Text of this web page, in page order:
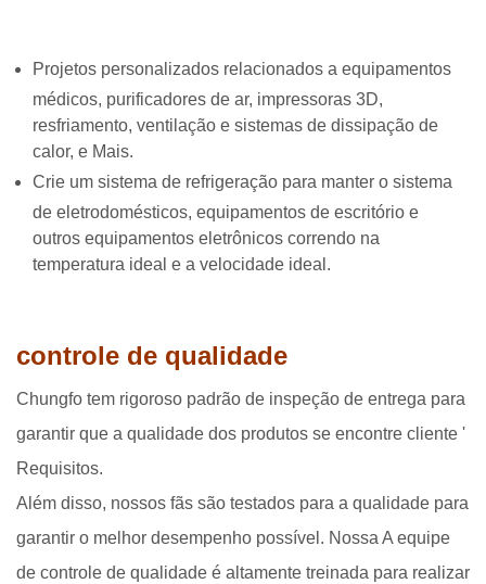
Projetos personalizados relacionados a equipamentos
médicos, purificadores de ar, impressoras 3D,
resfriamento, ventilação e sistemas de dissipação de
calor, e Mais.
Crie um sistema de refrigeração para manter o sistema
de eletrodomésticos, equipamentos de escritório e
outros equipamentos eletrônicos correndo na
temperatura ideal e a velocidade ideal.
controle de qualidade
Chungfo tem rigoroso padrão de inspeção de entrega para
garantir que a qualidade dos produtos se encontre cliente '
Requisitos.
Além disso, nossos fãs são testados para a qualidade para
garantir o melhor desempenho possível. Nossa A equipe
de controle de qualidade é altamente treinada para realizar